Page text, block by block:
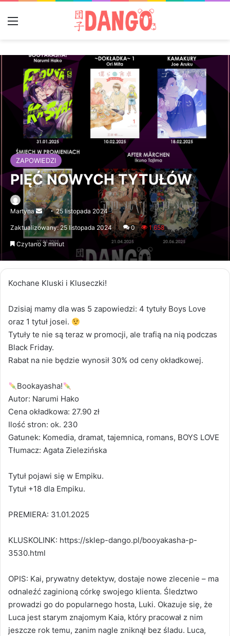
ZAPOWIEDZI
PIĘĆ NOWYCH TYTUŁÓW
Martyna
Send
an
email
25 listopada 2024
Zaktualizowany: 25 listopada 2024 0 1 658
Czytano 3 minut
Kochane Kluski i Kluseczki!
Dzisiaj mamy dla was 5 zapowiedzi: 4 tytuły Boys Love
oraz 1 tytuł josei.
Tytuły te nie są teraz w promocji, ale trafią na nią podczas
Black Friday.
Rabat na nie będzie wynosił 30% od ceny okładkowej.
Bookayasha!
Autor: Narumi Hako
Cena okładkowa: 27.90 zł
Ilość stron: ok. 230
Gatunek: Komedia, dramat, tajemnica, romans, BOYS LOVE
Tłumacz: Agata Zielezińska
Tytuł pojawi się w Empiku.
Tytuł +18 dla Empiku.
PREMIERA: 31.01.2025
KLUSKOLINK: https://sklep-dango.pl/booyakasha-p-
3530.html
OPIS: Kai, prywatny detektyw, dostaje nowe zlecenie – ma
odnaleźć zaginioną córkę swojego klienta. Śledztwo
prowadzi go do popularnego hosta, Luki. Okazuje się, że
Luca jest starym znajomym Kaia, który pracował z nim
jeszcze rok temu, zanim nagle zniknął bez śladu. Luca,